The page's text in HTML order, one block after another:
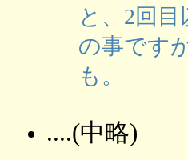
と、2回
の事です
も。
....(中略)